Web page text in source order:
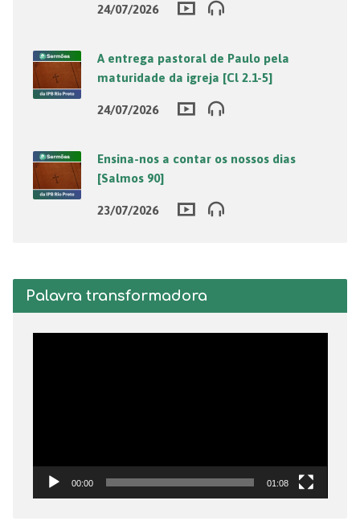
24/07/2026
A entrega pastoral de Paulo pela
maturidade da igreja [Cl 2.1-5]
24/07/2026
Ensina-nos a contar os nossos dias
[Salmos 90]
23/07/2026
Palavra transformadora
00:00 01:08